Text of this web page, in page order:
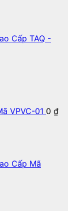
Cấp TAQ -
VPVC-01 0 ₫
Cấp Mã